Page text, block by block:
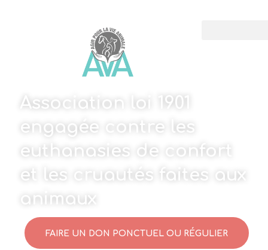
Association loi 1901
engagée contre les
euthanasies de confort
et les cruautés faites aux
animaux
FAIRE UN DON PONCTUEL OU RÉGULIER